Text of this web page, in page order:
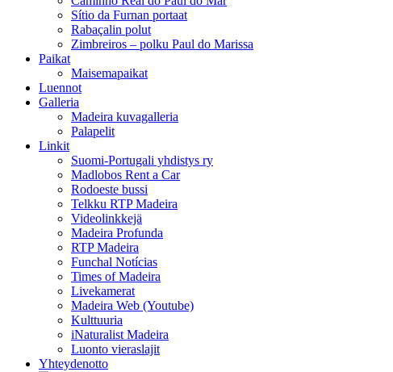
Sítio da Furnan portaat
Rabaçalin polut
Zimbreiros – polku Paul do Marissa
Paikat
Maisemapaikat
Luennot
Galleria
Madeira kuvagalleria
Palapelit
Linkit
Suomi-Portugali yhdistys ry
Madlobos Rent a Car
Rodoeste bussi
Telkku RTP Madeira
Videolinkkejä
Madeira Profunda
RTP Madeira
Funchal Notícias
Times of Madeira
Livekamerat
Madeira Web (Youtube)
Kulttuuria
iNaturalist Madeira
Luonto vieraslajit
Yhteydenotto